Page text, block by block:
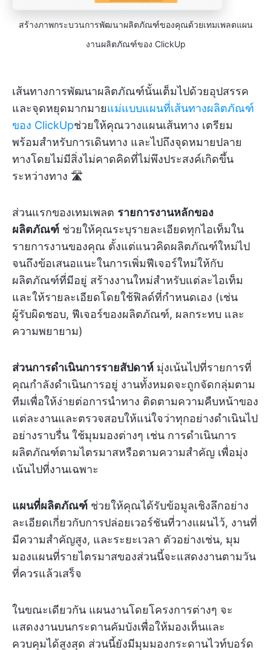
สร้างภาพกระบวนการพัฒนาผลิตภัณฑ์ของคุณด้วยเทมเพลตแผน
งานผลิตภัณฑ์ของ ClickUp
เส้นทางการพัฒนาผลิตภัณฑ์นั้นเต็มไปด้วยอุปสรรค
และจุดหยุดมากมายแม่แบบแผนที่เส้นทางผลิตภัณฑ์
ของ ClickUpช่วยให้คุณวางแผนเส้นทาง เตรียม
พร้อมสำหรับการเดินทาง และไปถึงจุดหมายปลาย
ทางโดยไม่มีสิ่งไม่คาดคิดที่ไม่พึงประสงค์เกิดขึ้น
ระหว่างทาง 🛣️
ส่วนแรกของเทมเพลต รายการงานหลักของ
ผลิตภัณฑ์ ช่วยให้คุณระบุรายละเอียดทุกไอเท็มใน
รายการงานของคุณ ตั้งแต่แนวคิดผลิตภัณฑ์ใหม่ไป
จนถึงข้อเสนอแนะในการเพิ่มฟีเจอร์ใหม่ให้กับ
ผลิตภัณฑ์ที่มีอยู่ สร้างงานใหม่สำหรับแต่ละไอเท็ม
และให้รายละเอียดโดยใช้ฟิลด์ที่กำหนดเอง (เช่น
ผู้รับผิดชอบ, ฟีเจอร์ของผลิตภัณฑ์, ผลกระทบ และ
ความพยายาม)
ส่วนการดำเนินการรายสัปดาห์ มุ่งเน้นไปที่รายการที่
คุณกำลังดำเนินการอยู่ งานทั้งหมดจะถูกจัดกลุ่มตาม
ทีมเพื่อให้ง่ายต่อการนำทาง ติดตามความคืบหน้าของ
แต่ละงานและตรวจสอบให้แน่ใจว่าทุกอย่างดำเนินไป
อย่างราบรื่น ใช้มุมมองต่างๆ เช่น การดำเนินการ
ผลิตภัณฑ์ตามไตรมาสหรือตามความสำคัญ เพื่อมุ่ง
เน้นไปที่งานเฉพาะ
แผนที่ผลิตภัณฑ์ ช่วยให้คุณได้รับข้อมูลเชิงลึกอย่าง
ละเอียดเกี่ยวกับการปล่อยเวอร์ชันที่วางแผนไว้, งานที่
มีความสำคัญสูง, และระยะเวลา ตัวอย่างเช่น, มุม
มองแผนที่รายไตรมาสของส่วนนี้จะแสดงงานตามวัน
ที่ควรแล้วเสร็จ
ในขณะเดียวกัน แผนงานโดยโครงการต่างๆ จะ
แสดงงานบนกระดานคัมบังเพื่อให้มองเห็นและ
ควบคุมได้สูงสุด ส่วนนี้ยังมีมุมมองกระดานไวท์บอร์ด